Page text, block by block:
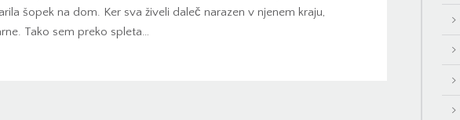
šopek na dom. Ker sva živeli daleč narazen v njenem kraju,
Tako sem preko spleta…